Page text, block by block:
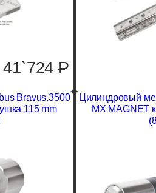
41`724P
Bravus.3500
115 mm
Цилиндровый
MX MAGNET